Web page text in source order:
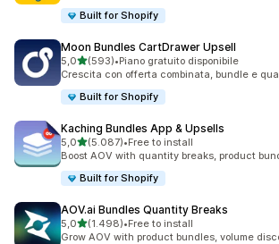
Built for Shopify
Moon Bundles CartDrawer Upsell
5,0stelle su 5
(593)
593 recensioni totali
•Piano gratuito disponibile
Crescita con offerta combinata, bundle e
Built for Shopify
Kaching Bundles App & Upsells
5,0stelle su 5
(5.087)
5087 recensioni totali
•Free to install
Boost AOV with quantity breaks, product
Built for Shopify
AOV.ai Bundles Quantity Breaks
5,0stelle su 5
(1.498)
1498 recensioni totali
•Free to install
Grow AOV with product bundles, volume